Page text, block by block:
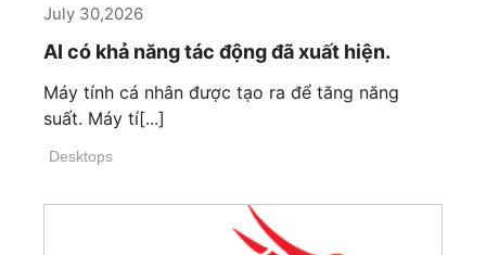
July 30,2026
AI có khả năng tác động đã xuất hiện.
Máy tính cá nhân được tạo ra để tăng năng
suất. Máy tí[...]
Desktops